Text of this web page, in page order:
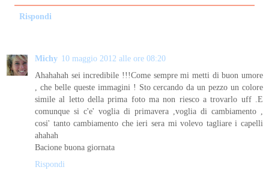
Rispondi
Michy 10 maggio 2012 alle ore 08:20
Ahahahah sei incredibile !!!Come sempre mi metti di buon umore
, che belle queste immagini ! Sto cercando da un pezzo un colore
simile al letto della prima foto ma non riesco a trovarlo uff .E
comunque si c'e' voglia di primavera ,voglia di cambiamento ,
cosi' tanto cambiamento che ieri sera mi volevo tagliare i capelli
ahahah
Bacione buona giornata
Rispondi